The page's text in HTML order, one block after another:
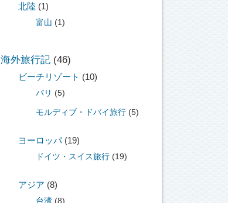
北陸 (1)
富山 (1)
海外旅行記 (46)
ビーチリゾート (10)
バリ (5)
モルディブ・ドバイ旅行 (5)
ヨーロッパ(19)
ドイツ・スイス旅行 (19)
アジア (8)
台湾 (8)